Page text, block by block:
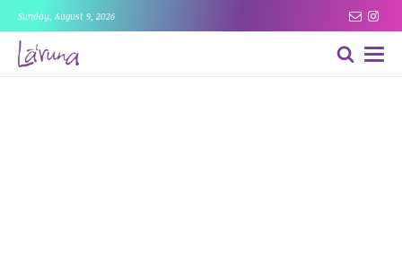
Sunday, August 9, 2026